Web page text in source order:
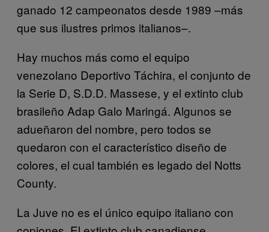
ganado 12 campeonatos desde 1989 –más
que sus ilustres primos italianos–.
Hay muchos más como el equipo
venezolano Deportivo Táchira, el conjunto de
la Serie D, S.D.D. Massese, y el extinto club
brasileño Adap Galo Maringá. Algunos se
adueñaron del nombre, pero todos se
quedaron con el característico diseño de
colores, el cual también es legado del Notts
County.
La Juve no es el único equipo italiano con